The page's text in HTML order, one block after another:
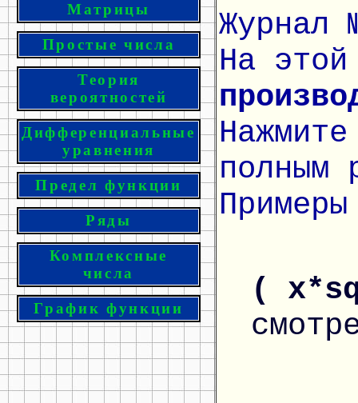
Матрицы
Простые числа
Теория
вероятностей
Дифференциальные
уравнения
Предел функции
Ряды
Комплексные
числа
График функции
Журнал
На
полным
(